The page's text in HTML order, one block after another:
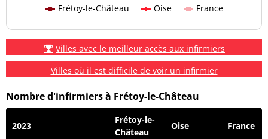
Frétoy-le-Château Oise France
Villes avec le meilleur accès aux infirmiers
Villes où il est difficile de voir un infirmier
Nombre d'infirmiers à Frétoy-le-Château
2023
Frétoy-le-
Château
Oise France